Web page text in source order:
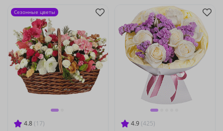
4.8 (17)
Сезонные цветы
4.9 (425)